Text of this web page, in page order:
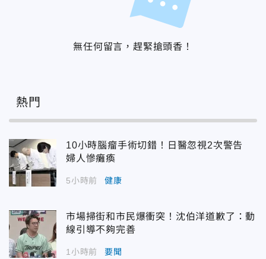
無任何留言，趕緊搶頭香！
熱門
10小時腦瘤手術切錯！日醫忽視2次警告
婦人慘癱瘓
5小時前 健康
市場掃街和市民爆衝突！沈伯洋道歉了：動
線引導不夠完善
1小時前 要聞